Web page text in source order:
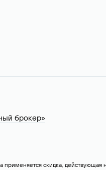
брокер»
скидка,